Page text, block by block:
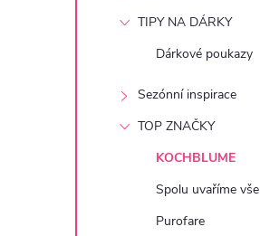
TIPY NA DÁRKY
Dárkové poukazy
Sezónní inspirace
TOP ZNAČKY
KOCHBLUME
Spolu uvaříme vše
Purofare